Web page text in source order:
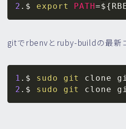
2 .$ export PATH=
gitでrbenvとruby-buildの最新
1 .$ sudo git
clone
2 .$ sudo git clone